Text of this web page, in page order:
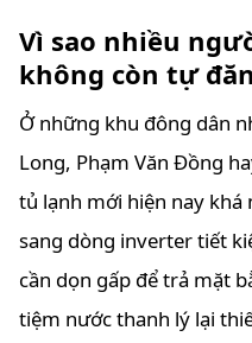
Vì sao nhiều
không còn tự
Ở những khu đông dân
Long, Phạm Văn Đồng
tủ lạnh mới hiện nay khá
sang dòng inverter tiết
cần dọn gấp để trả mặt
tiệm nước thanh lý lại